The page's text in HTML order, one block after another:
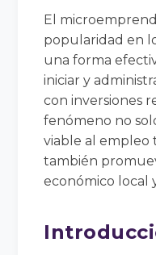
El
popularidad en
una forma
iniciar y
con inversiones
fenómeno no
viable al empleo
también
económico local